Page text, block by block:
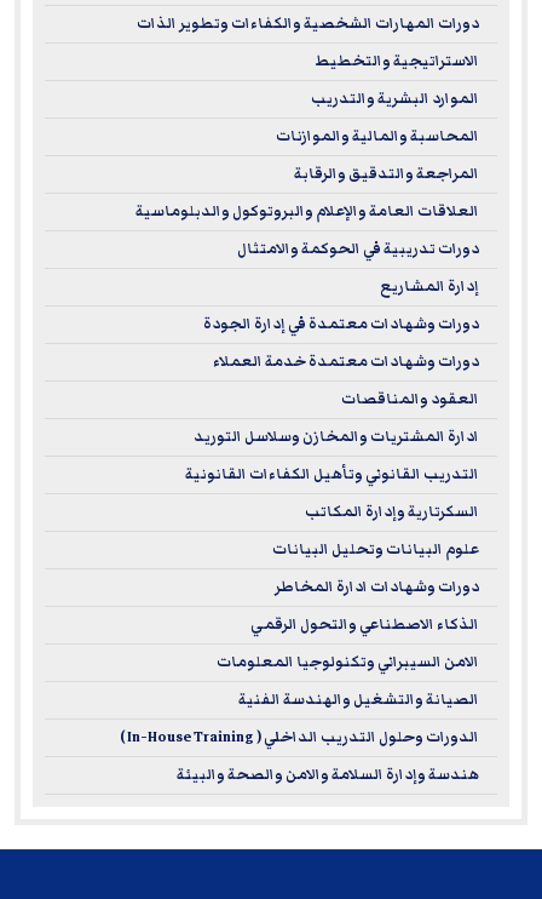
دورات المهارات الشخصية والكفاءات وتطوير الذات
الاستراتيجية والتخطيط
الموارد البشرية والتدريب
المحاسبة والمالية والموازنات
المراجعة والتدقيق والرقابة
العلاقات العامة والإعلام والبروتوكول والدبلوماسية
دورات تدريبية في الحوكمة والامتثال
إدارة المشاريع
دورات وشهادات معتمدة في إدارة الجودة
دورات وشهادات معتمدة خدمة العملاء
العقود والمناقصات
ادارة المشتريات والمخازن وسلاسل التوريد
التدريب القانوني وتأهيل الكفاءات القانونية
السكرتارية وإدارة المكاتب
علوم البيانات وتحليل البيانات
دورات وشهادات ادارة المخاطر
الذكاء الاصطناعي والتحول الرقمي
الامن السيبراني وتكنولوجيا المعلومات
الصيانة والتشغيل والهندسة الفنية
الدورات وحلول التدريب الداخلي ( In-House Training )
هندسة وإدارة السلامة والامن والصحة والبيئة